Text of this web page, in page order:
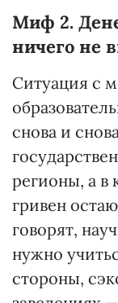
Миф 2.
ничего не
Ситуация с
снова и
регионы, а в
гривен
говорят,
нужно
стороны,